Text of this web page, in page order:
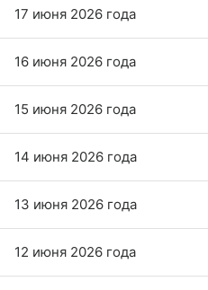
17 июня 2026 года
16 июня 2026 года
15 июня 2026 года
14 июня 2026 года
13 июня 2026 года
12 июня 2026 года